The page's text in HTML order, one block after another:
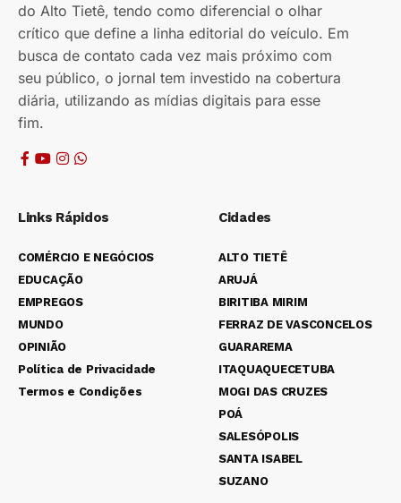
do Alto Tietê, tendo como diferencial o olhar
crítico que define a linha editorial do veículo. Em
busca de contato cada vez mais próximo com
seu público, o jornal tem investido na cobertura
diária, utilizando as mídias digitais para esse
fim.
Links Rápidos
COMÉRCIO E NEGÓCIOS
EDUCAÇÃO
EMPREGOS
MUNDO
OPINIÃO
Política de Privacidade
Termos e Condições
Cidades
ALTO TIETÊ
ARUJÁ
BIRITIBA MIRIM
FERRAZ DE VASCONCELOS
GUARAREMA
ITAQUAQUECETUBA
MOGI DAS CRUZES
POÁ
SALESÓPOLIS
SANTA ISABEL
SUZANO